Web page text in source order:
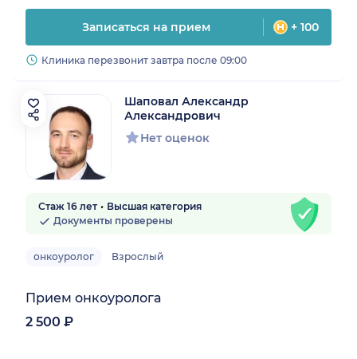
Записаться на прием + 100
Клиника перезвонит завтра после 09:00
Шаповал Александр
Александрович
Нет оценок
Стаж 16 лет
Высшая категория
Документы проверены
онкоуролог Взрослый
Прием онкоуролога
2 500 ₽